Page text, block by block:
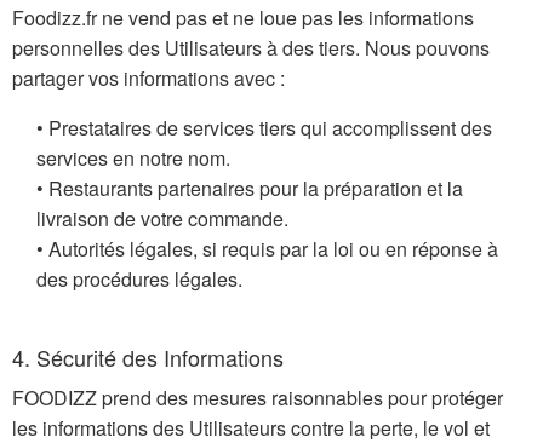
Foodizz.fr ne vend pas et ne loue pas les informations
personnelles des Utilisateurs à des tiers. Nous pouvons
partager vos informations avec :
• Prestataires de services tiers qui accomplissent des
services en notre nom.
• Restaurants partenaires pour la préparation et la
livraison de votre commande.
• Autorités légales, si requis par la loi ou en réponse à
des procédures légales.
4. Sécurité des Informations
FOODIZZ prend des mesures raisonnables pour protéger
les informations des Utilisateurs contre la perte, le vol et